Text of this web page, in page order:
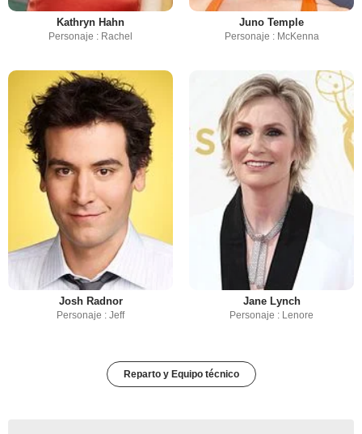
Kathryn Hahn
Personaje : Rachel
Juno Temple
Personaje : McKenna
Josh Radnor
Personaje : Jeff
Jane Lynch
Personaje : Lenore
Reparto y Equipo técnico